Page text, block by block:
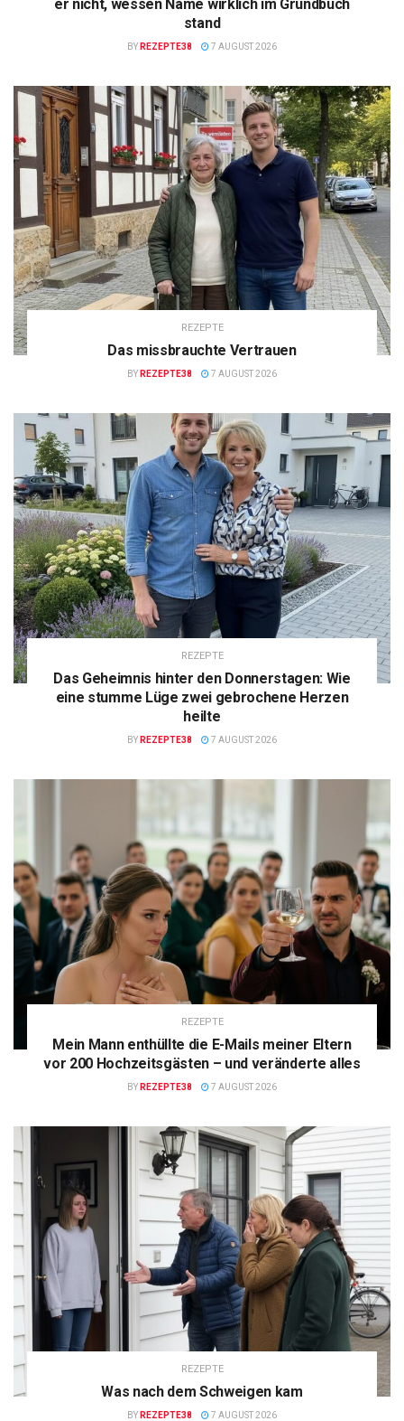
er nicht, wessen Name wirklich im Grundbuch
stand
BY REZEPTE38 7 AUGUST 2026
REZEPTE
Das missbrauchte Vertrauen
BY REZEPTE38 7 AUGUST 2026
REZEPTE
Das Geheimnis hinter den Donnerstagen: Wie
eine stumme Lüge zwei gebrochene Herzen
heilte
BY REZEPTE38 7 AUGUST 2026
REZEPTE
Mein Mann enthüllte die E-Mails meiner Eltern
vor 200 Hochzeitsgästen – und veränderte alles
BY REZEPTE38 7 AUGUST 2026
REZEPTE
Was nach dem Schweigen kam
BY REZEPTE38 7 AUGUST 2026